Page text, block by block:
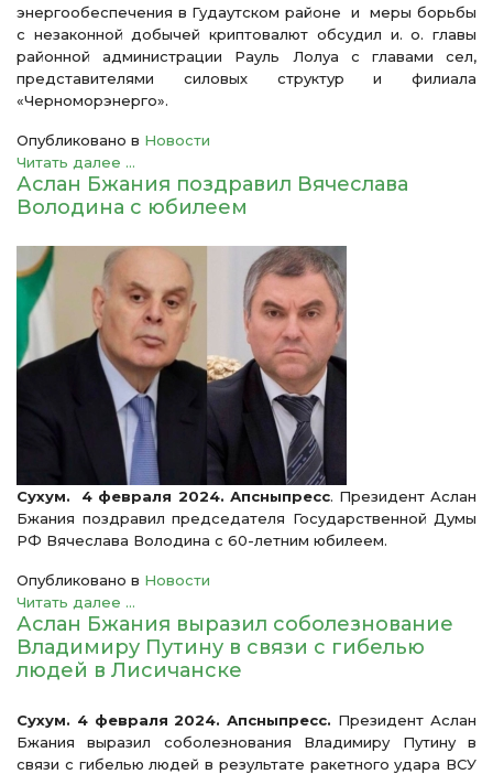
энергообеспечения в Гудаутском районе и меры борьбы
с незаконной добычей криптовалют обсудил и. о. главы
районной администрации Рауль Лолуа с главами сел,
представителями силовых структур и филиала
«Черноморэнерго».
Опубликовано в Новости
Читать далее ...
Аслан Бжания поздравил Вячеслава
Володина с юбилеем
Сухум. 4 февраля 2024. Апсныпресс. Президент Аслан
Бжания поздравил председателя Государственной Думы
РФ Вячеслава Володина с 60-летним юбилеем.
Опубликовано в Новости
Читать далее ...
Аслан Бжания выразил соболезнование
Владимиру Путину в связи с гибелью
людей в Лисичанске
Сухум. 4 февраля 2024. Апсныпресс. Президент Аслан
Бжания выразил соболезнования Владимиру Путину в
связи с гибелью людей в результате ракетного удара ВСУ